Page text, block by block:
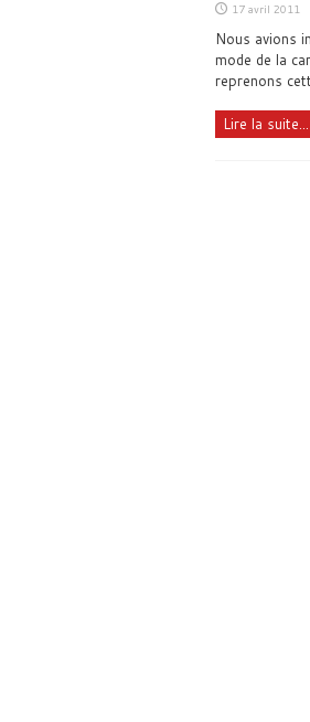
17 avril 2011
Nous avions
mode de la
reprenons
Lire la suite...